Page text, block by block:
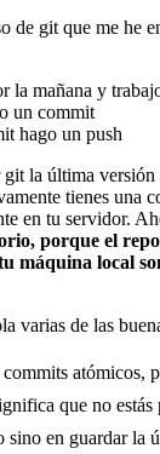
de git que me he
la mañana y
un commit
hago un push
la última
tienes una
en tu servidor.
porque el
máquina local
varias de las
atómicos,
que no estás
sino en guardar la